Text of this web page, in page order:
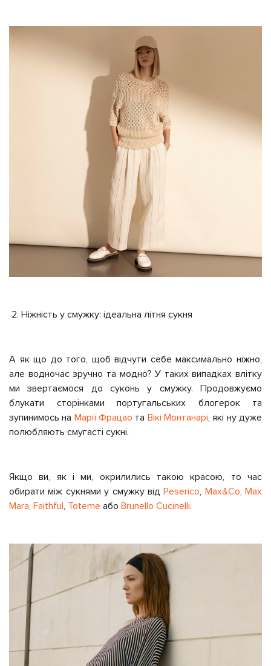
Ніжність у смужку: ідеальна літня сукня
А як що до того, щоб відчути себе максимально ніжно,
але водночас зручно та модно? У таких випадках влітку
ми звертаємося до суконь у смужку. Продовжуємо
блукати сторінками португальських блогерок та
зупинимось на Марії Фрацао та Вікі Монтанарі, які ну дуже
полюбляють смугасті сукні.
Якщо ви, як і ми, окрилились такою красою, то час
обирати між сукнями у смужку відPeserico, Max&Co, Max
Mara, Faithful, Toteme або Brunello Cucinelli.